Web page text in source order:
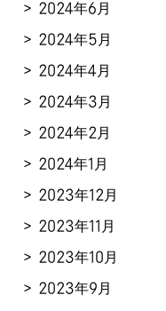
2024年6月
2024年5月
2024年4月
2024年3月
2024年2月
2024年1月
2023年12月
2023年11月
2023年10月
2023年9月